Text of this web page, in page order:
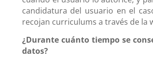
candidatura del usuario en el
recojan curriculums a través de la
¿Durante cuánto tiempo se
datos?